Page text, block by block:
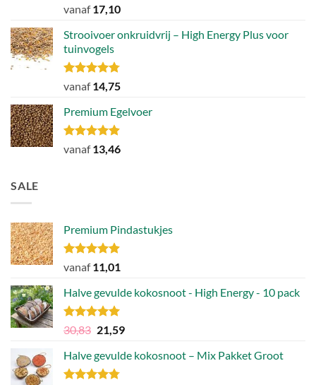
Gewaardeerd
uit 5
vanaf17,10
Strooivoer onkruidvrij – High Energy Plus voor
tuinvogels
Gewaardeerd
uit 5
vanaf14,75
Premium Egelvoer
Gewaardeerd
uit 5
vanaf13,46
SALE
Premium Pindastukjes
Gewaardeerd
uit 5
vanaf11,01
Halve gevulde kokosnoot - High Energy - 10 pack
Gewaardeerd
4.92
uit 5
30,83 Oorspronkelijke
was:
30,83.
21,59Huidige
is:
Halve gevulde kokosnoot – Mix Pakket Groot